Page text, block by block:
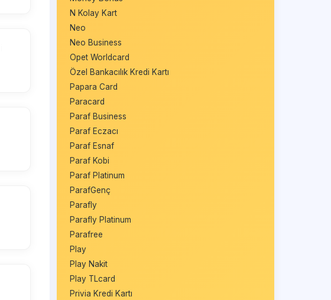
N Kolay Kart
Neo
Neo Business
Opet Worldcard
Özel Bankacılık Kredi Kartı
Papara Card
Paracard
Paraf Business
Paraf Eczacı
Paraf Esnaf
Paraf Kobi
Paraf Platinum
ParafGenç
Parafly
Parafly Platinum
Parafree
Play
Play Nakit
Play TLcard
Privia Kredi Kartı